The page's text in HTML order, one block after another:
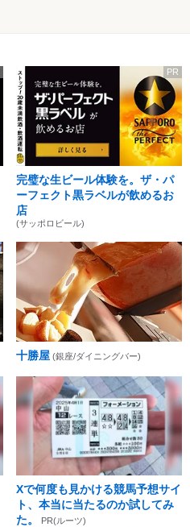
PR
完璧な生ビール体験を。ザ・パ
ーフェクト黒ラベルが飲めるお
店
(サッポロビール)
十勝屋 (銀座/ダイニングバー)
Xで何度も見かける競馬予想サイ
ト、本当に当たるのか試してみ
た。
PR(ルーツ)